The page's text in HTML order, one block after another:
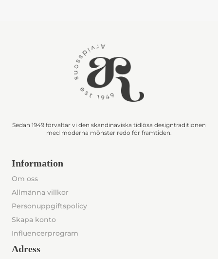
Sedan 1949 förvaltar vi den skandinaviska tidlösa designtraditionen
med moderna mönster redo för framtiden.
Information
Om oss
Allmänna villkor
Personuppgiftspolicy
Skapa konto
Influencerprogram
Adress